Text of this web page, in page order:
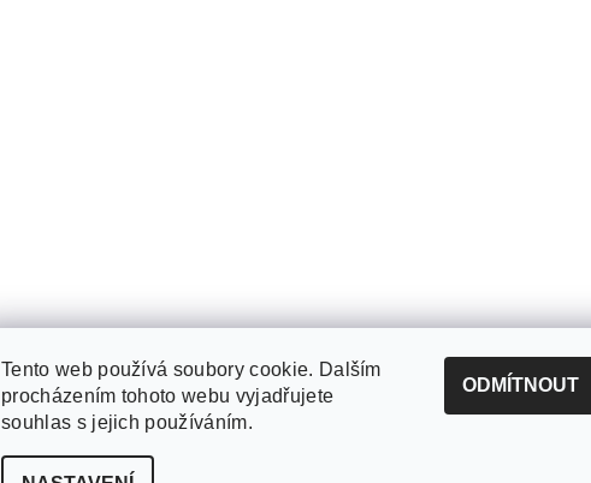
Tento web používá soubory cookie. Dalším
procházením tohoto webu vyjadřujete
souhlas s jejich používáním.
ODMÍTNOUT